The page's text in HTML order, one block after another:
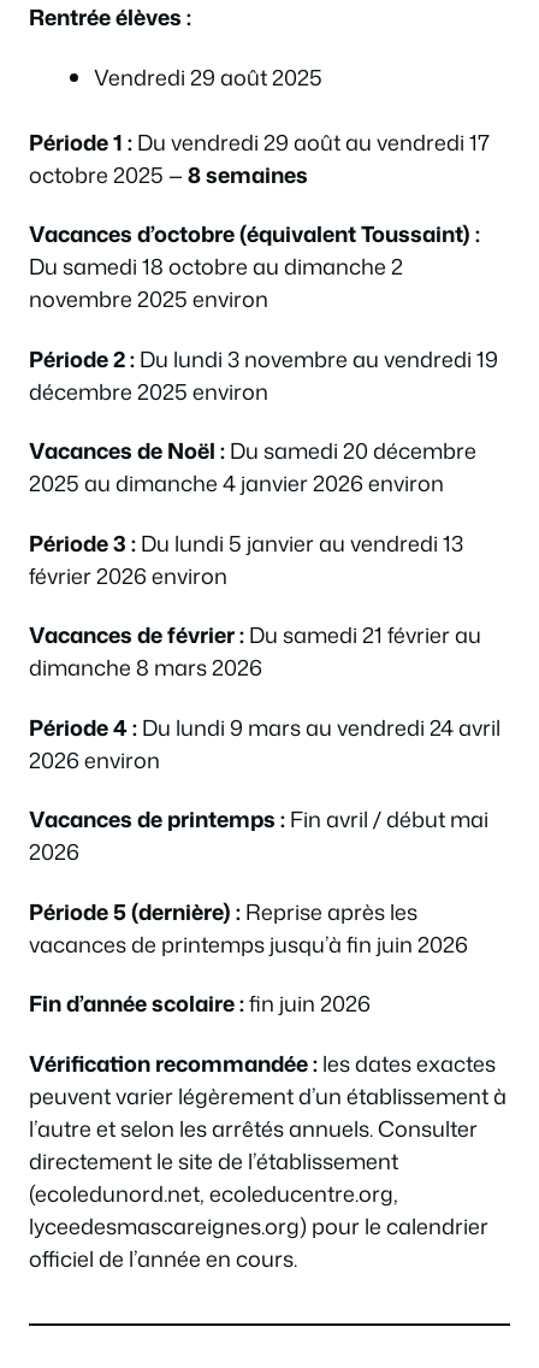
Rentrée élèves :
Vendredi 29 août 2025
Période 1 :Du vendredi 29 août au vendredi 17
octobre 2025 —8 semaines
Vacances d’octobre (équivalent Toussaint) :
Du samedi 18 octobre au dimanche 2
novembre 2025 environ
Période 2 :Du lundi 3 novembre au vendredi 19
décembre 2025 environ
Vacances de Noël :Du samedi 20 décembre
2025 au dimanche 4 janvier 2026 environ
Période 3 :Du lundi 5 janvier au vendredi 13
février 2026 environ
Vacances de février :Du samedi 21 février au
dimanche 8 mars 2026
Période 4 :Du lundi 9 mars au vendredi 24 avril
2026 environ
Vacances de printemps :Fin avril / début mai
2026
Période 5 (dernière) :Reprise après les
vacances de printemps jusqu’à fin juin 2026
Fin d’année scolaire :fin juin 2026
Vérification recommandée :les dates exactes
peuvent varier légèrement d’un établissement à
l’autre et selon les arrêtés annuels. Consulter
directement le site de l’établissement
(ecoledunord.net, ecoleducentre.org,
lyceedesmascareignes.org) pour le calendrier
officiel de l’année en cours.